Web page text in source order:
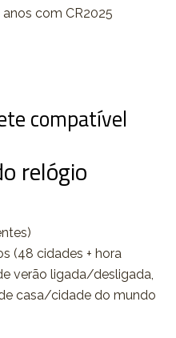
com CR2025
compatível
relógio
(48 cidades + hora
verão ligada/desligada,
casa/cidade do mundo